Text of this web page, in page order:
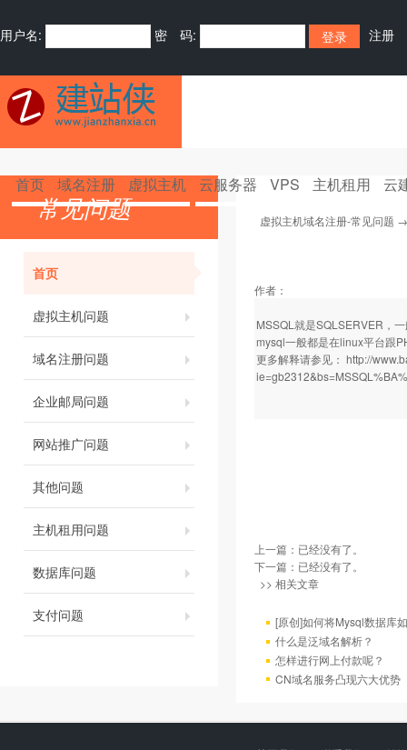
用户名: 密 码: 注册
首页 域名注册 虚拟主机 云服务器 VPS 主机租用 云
常见问题
首页
虚拟主机问题
域名注册问题
企业邮局问题
网站推广问题
其他问题
主机租用问题
数据库问题
支付问题
虚拟主机域名注册-常见问题
作者：
MSSQL就是SQLSERVER，
mysql一般都是在linux平台跟
更多解释请参见： http://
上一篇：已经没有了。
下一篇：已经没有了。
>> 相关文章
[原创]如何将Mysql数据库
什么是泛域名解析？
怎样进行网上付款呢？
CN域名服务凸现六大优势